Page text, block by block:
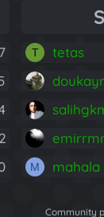
T tetas
M mahala
Community